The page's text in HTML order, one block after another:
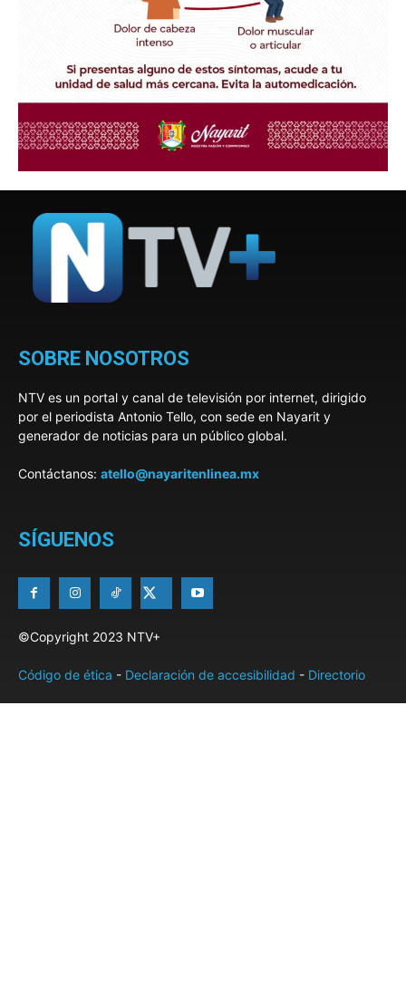
SOBRE NOSOTROS
NTV es un portal y canal de televisión por internet, dirigido
por el periodista Antonio Tello, con sede en Nayarit y
generador de noticias para un público global.
Contáctanos: atello@nayaritenlinea.mx
SÍGUENOS
©Copyright 2023 NTV+
Código de ética - Declaración de accesibilidad - Directorio